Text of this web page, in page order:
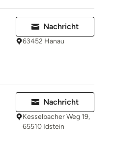
Nachricht
63452 Hanau
Nachricht
Kesselbacher Weg 19,
65510 Idstein